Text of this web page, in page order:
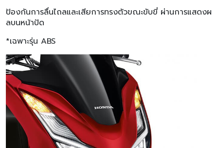
ป้องกันการลื่นไถลและเสียการทรงตัวขณะขับขี่ ผ่านการแสดงผ
ลบนหน้าปัด
*เฉพาะรุ่น ABS